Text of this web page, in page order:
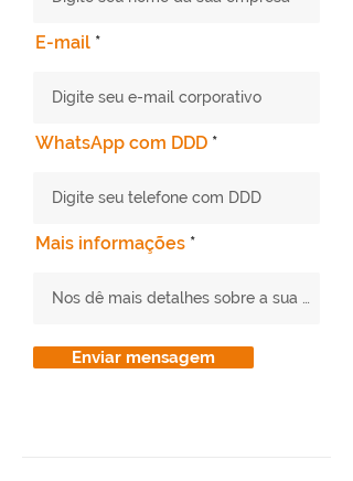
E-mail
WhatsApp com DDD
Mais informações
Enviar mensagem